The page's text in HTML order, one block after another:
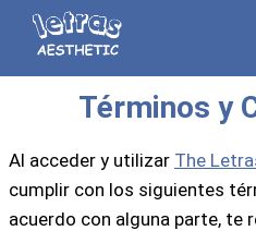
Saltar
contenido
Términos y
Al acceder y utilizar The
cumplir con los siguientes
acuerdo con alguna parte, te